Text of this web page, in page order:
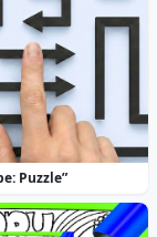
Puzzle”